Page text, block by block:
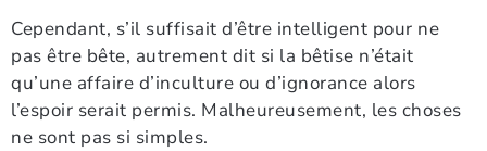
Cependant, s’il suffisait d’être intelligent pour ne
pas être bête, autrement dit si la bêtise n’était
qu’une affaire d’inculture ou d’ignorance alors
l’espoir serait permis. Malheureusement, les choses
ne sont pas si simples.